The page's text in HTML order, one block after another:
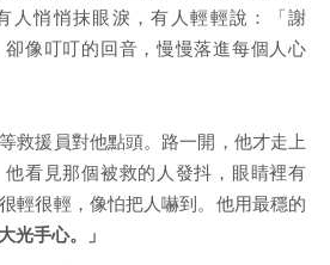
人悄悄抹眼淚，有人輕輕說：「謝
像叮叮的回音，慢慢落進每個人心
救援員對他點頭。路一開，他才走上
看見那個被救的人發抖，眼睛裡有
輕很輕，像怕把人嚇到。他用最穩的
光手心。」